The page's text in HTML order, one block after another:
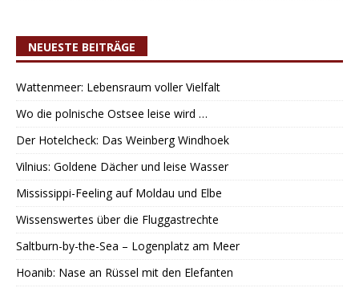
NEUESTE BEITRÄGE
Wattenmeer: Lebensraum voller Vielfalt
Wo die polnische Ostsee leise wird …
Der Hotelcheck: Das Weinberg Windhoek
Vilnius: Goldene Dächer und leise Wasser
Mississippi-Feeling auf Moldau und Elbe
Wissenswertes über die Fluggastrechte
Saltburn-by-the-Sea – Logenplatz am Meer
Hoanib: Nase an Rüssel mit den Elefanten